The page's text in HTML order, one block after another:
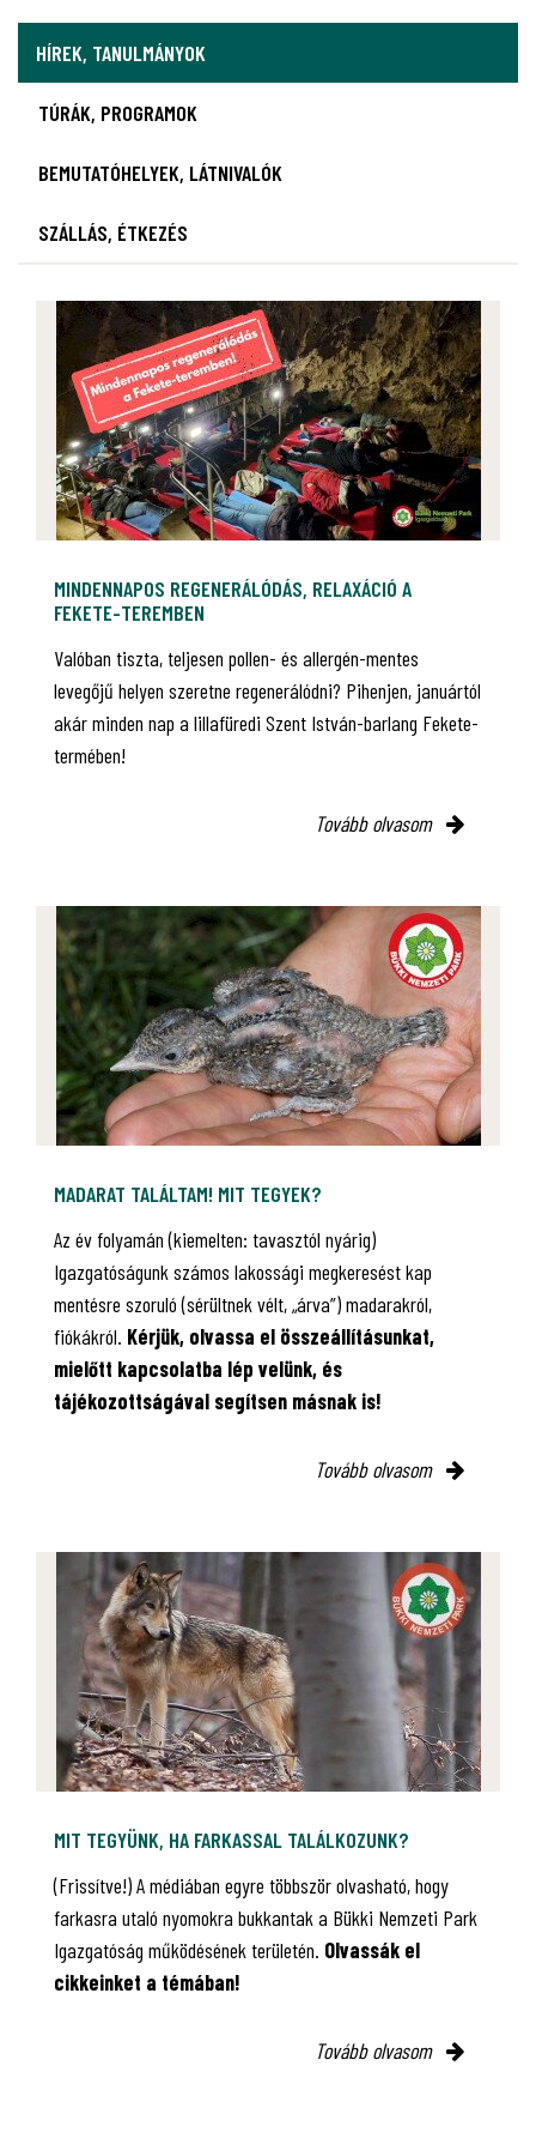
HÍREK, TANULMÁNYOK
TÚRÁK, PROGRAMOK
BEMUTATÓHELYEK, LÁTNIVALÓK
SZÁLLÁS, ÉTKEZÉS
MINDENNAPOS REGENERÁLÓDÁS, RELAXÁCIÓ A
FEKETE-TEREMBEN
Valóban tiszta, teljesen pollen- és allergén-mentes
levegőjű helyen szeretne regenerálódni? Pihenjen, januártól
akár minden nap a lillafüredi Szent István-barlang Fekete-
termében!
Tovább olvasom
MADARAT TALÁLTAM! MIT TEGYEK?
Az év folyamán (kiemelten: tavasztól nyárig)
Igazgatóságunk számos lakossági megkeresést kap
mentésre szoruló (sérültnek vélt, „árva”) madarakról,
fiókákról. Kérjük, olvassa el összeállításunkat,
mielőtt kapcsolatba lép velünk, és
tájékozottságával segítsen másnak is!
Tovább olvasom
MIT TEGYÜNK, HA FARKASSAL TALÁLKOZUNK?
(Frissítve!) A médiában egyre többször olvasható, hogy
farkasra utaló nyomokra bukkantak a Bükki Nemzeti Park
Igazgatóság működésének területén. Olvassák el
cikkeinket a témában!
Tovább olvasom